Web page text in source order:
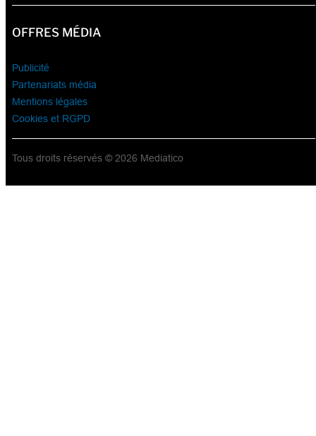
OFFRES MÉDIA
Publicité
Partenariats média
Mentions légales
Cookies et RGPD
Tous droits réservés © 2026 Mediatico